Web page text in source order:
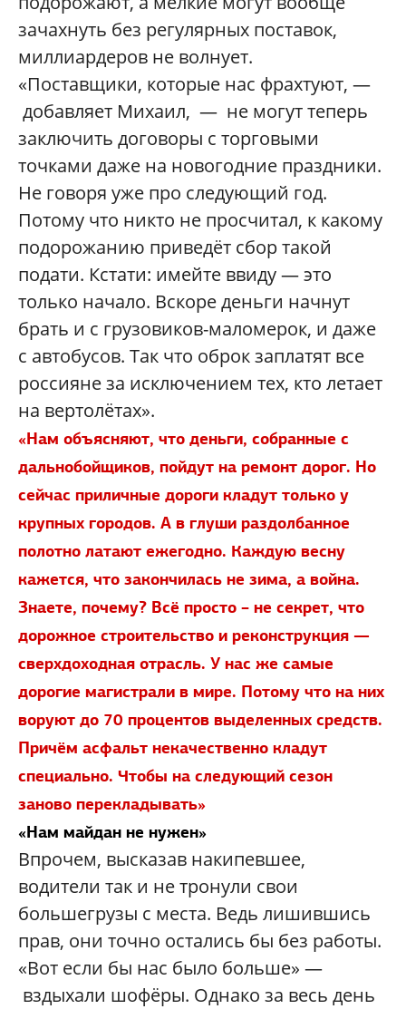
зачахнуть без регулярных поставок,
миллиардеров не волнует.
«Поставщики, которые нас фрахтуют, —
добавляет Михаил, — не могут теперь
заключить договоры с торговыми
точками даже на новогодние праздники.
Не говоря уже про следующий год.
Потому что никто не просчитал, к какому
подорожанию приведёт сбор такой
подати. Кстати: имейте ввиду — это
только начало. Вскоре деньги начнут
брать и с грузовиков-маломерок, и даже
с автобусов. Так что оброк заплатят все
россияне за исключением тех, кто летает
на вертолётах».
«Нам объясняют, что деньги, собранные с
дальнобойщиков, пойдут на ремонт дорог. Но
сейчас приличные дороги кладут только у
крупных городов. А в глуши раздолбанное
полотно латают ежегодно. Каждую весну
кажется, что закончилась не зима, а война.
Знаете, почему? Всё просто – не секрет, что
дорожное строительство и реконструкция —
сверхдоходная отрасль. У нас же самые
дорогие магистрали в мире. Потому что на них
воруют до 70 процентов выделенных средств.
Причём асфальт некачественно кладут
специально. Чтобы на следующий сезон
заново перекладывать»
«Нам майдан не нужен»
Впрочем, высказав накипевшее,
водители так и не тронули свои
большегрузы с места. Ведь лишившись
прав, они точно остались бы без работы.
«Вот если бы нас было больше» —
вздыхали шофёры. Однако за весь день